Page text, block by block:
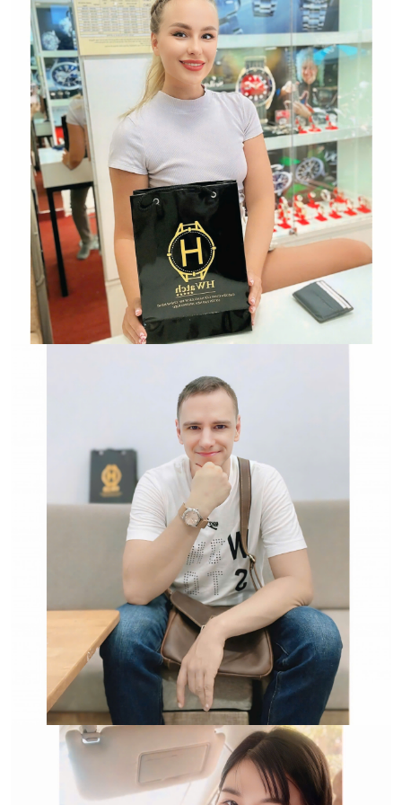
HWATCH Chuyên Nhập khẩu Và Phân Phối Các Loại
Đồng Hồ Chính Hãng
Đồng Hồ Chính Hãng
Hwatch Chuyên Nhập khẩu Và Phân Phối Các Loại
Đồng Hồ Chính Hãng
Hwatch Chuyên Nhập khẩu Và Phân Phối Các Loại
Đồng Hồ Chính Hãng
Trường hợp không chấp
nhận đổi hoặc trả sản